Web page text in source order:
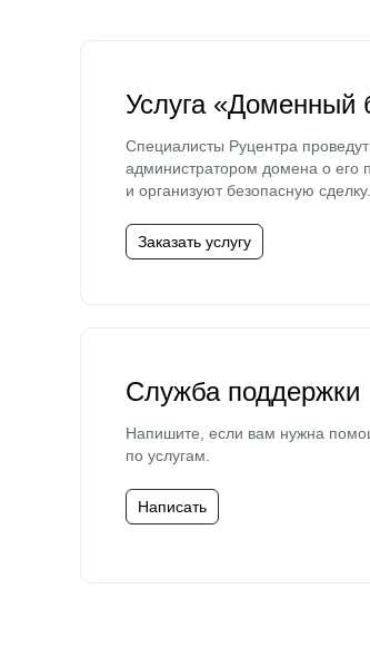
Услуга «Доменный
Специалисты Руцентра
администратором домена о его
и организуют безопасную сделку.
Заказать услугу
Служба поддержки
Напишите, если вам нужна
по услугам.
Написать